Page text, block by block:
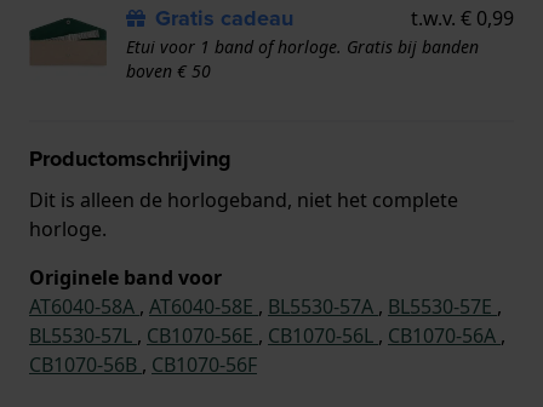
Gratis cadeau t.w.v. € 0,99
Etui voor 1 band of horloge. Gratis bij banden
boven € 50
Productomschrijving
Dit is alleen de horlogeband, niet het complete
horloge.
Originele band voor
AT6040-58A , AT6040-58E , BL5530-57A , BL5530-57E ,
BL5530-57L , CB1070-56E , CB1070-56L , CB1070-56A ,
CB1070-56B , CB1070-56F